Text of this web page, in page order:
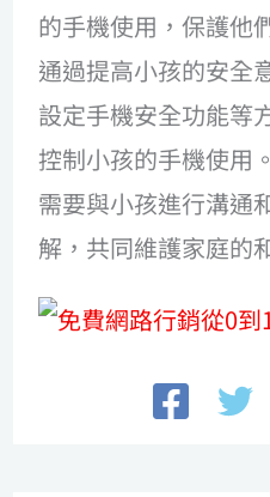
的手機使用，保護他
通過提高小孩的安全
設定手機安全功能等
控制小孩的手機使用
需要與小孩進行溝通
解，共同維護家庭的